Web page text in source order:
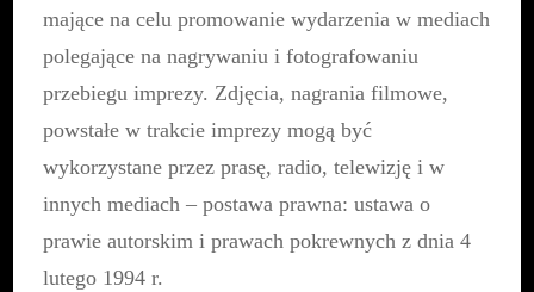
mające na celu promowanie wydarzenia w mediach
polegające na nagrywaniu i fotografowaniu
przebiegu imprezy. Zdjęcia, nagrania filmowe,
powstałe w trakcie imprezy mogą być
wykorzystane przez prasę, radio, telewizję i w
innych mediach – postawa prawna: ustawa o
prawie autorskim i prawach pokrewnych z dnia 4
lutego 1994 r.